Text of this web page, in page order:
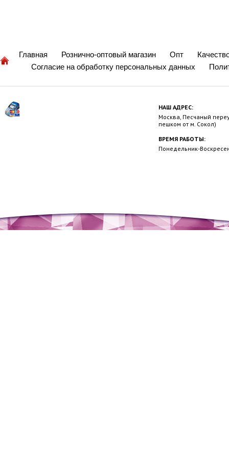
Главная Рознично-оптовый магазин Опт
Согласие на обработку персональных данных
НАШ АДРЕС:
Москва, Песчаный
пешком от м. Сокол)
ВРЕМЯ РАБОТЫ:
Понедельник-